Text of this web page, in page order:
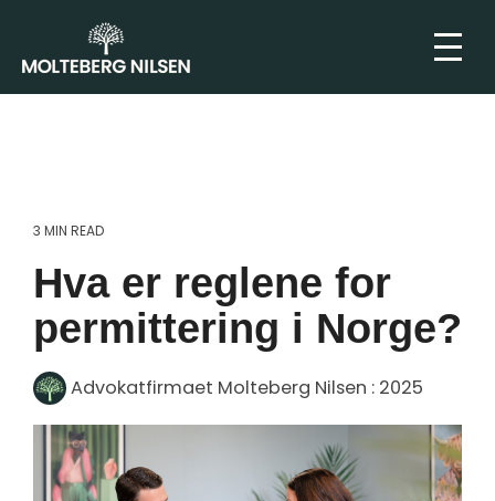
3 MIN READ
Hva er reglene for
permittering i Norge?
Advokatfirmaet Molteberg Nilsen : 2025